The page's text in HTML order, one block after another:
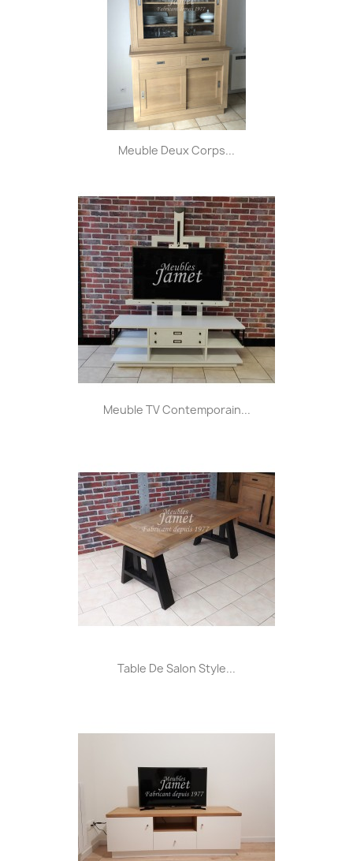
Meuble Deux Corps...
Meuble TV Contemporain...
Table De Salon Style...